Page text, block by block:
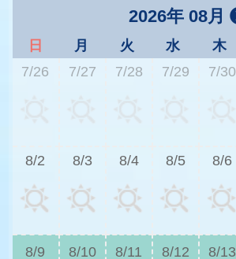
2026年 08月
日 月 火 水 木
7/26
7/27 7/28 7/29 7/30
8/2 8/3 8/4 8/5 8/6
8/9 8/10 8/11 8/12 8/13